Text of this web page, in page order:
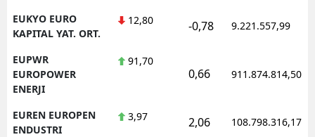
EUKYO EURO
KAPITAL YAT. ORT.
12,80 -0,78 9.221.557,99
EUPWR
EUROPOWER
ENERJI
91,70
0,66 911.874.814,50
EUREN EUROPEN
ENDUSTRI
3,97 2,06 108.798.316,17